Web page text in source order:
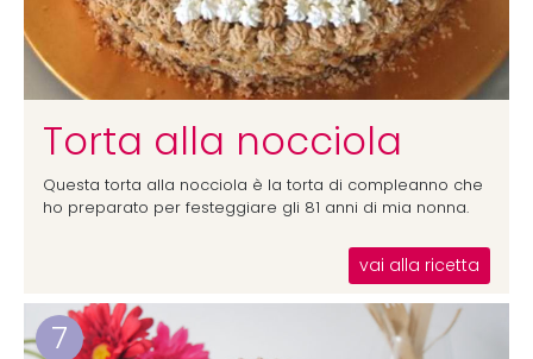
Torta alla nocciola
Questa torta alla nocciola è la torta di compleanno che
ho preparato per festeggiare gli 81 anni di mia nonna.
vai alla ricetta
7